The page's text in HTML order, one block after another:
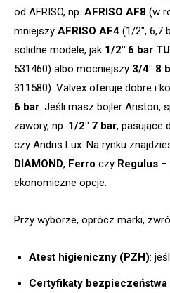
od AFRISO, np. AFRISO AF8 (w
mniejszy AFRISO AF4 (1/2″, 6,7
solidne modele, jak 1/2″ 6 bar
531460) albo mocniejszy 3/4″ 8
311580). Valvex oferuje dobre i
6 bar. Jeśli masz bojler Ariston,
zawory, np. 1/2″ 7 bar, pasujące
czy Andris Lux. Na rynku
DIAMOND, Ferro czy Regulus –
ekonomiczne opcje.
Przy wyborze, oprócz marki,
Atest higieniczny (PZH):
Certyfikaty bezpieczeństwa